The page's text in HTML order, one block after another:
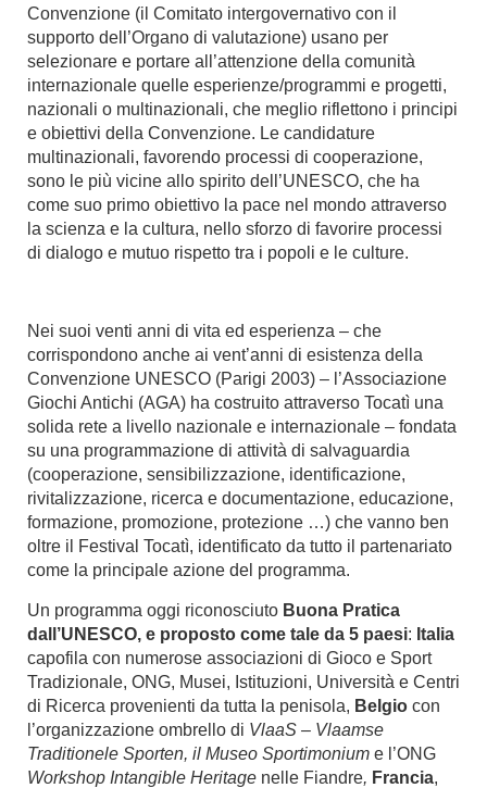
Convenzione (il Comitato intergovernativo con il
supporto dell’Organo di valutazione) usano per
selezionare e portare all’attenzione della comunità
internazionale quelle esperienze/programmi e progetti,
nazionali o multinazionali, che meglio riflettono i principi
e obiettivi della Convenzione. Le candidature
multinazionali, favorendo processi di cooperazione,
sono le più vicine allo spirito dell’UNESCO, che ha
come suo primo obiettivo la pace nel mondo attraverso
la scienza e la cultura, nello sforzo di favorire processi
di dialogo e mutuo rispetto tra i popoli e le culture.
Nei suoi venti anni di vita ed esperienza – che
corrispondono anche ai vent’anni di esistenza della
Convenzione UNESCO (Parigi 2003) – l’Associazione
Giochi Antichi (AGA) ha costruito attraverso Tocatì una
solida rete a livello nazionale e internazionale – fondata
su una programmazione di attività di salvaguardia
(cooperazione, sensibilizzazione, identificazione,
rivitalizzazione, ricerca e documentazione, educazione,
formazione, promozione, protezione …) che vanno ben
oltre il Festival Tocatì, identificato da tutto il partenariato
come la principale azione del programma.
Un programma oggi riconosciuto Buona Pratica
dall’UNESCO, e proposto come tale da 5 paesi: Italia
capofila con numerose associazioni di Gioco e Sport
Tradizionale, ONG, Musei, Istituzioni, Università e Centri
di Ricerca provenienti da tutta la penisola, Belgio con
l’organizzazione ombrello di VlaaS – Vlaamse
Traditionele Sporten, il Museo Sportimonium e l’ONG
Workshop Intangible Heritage nelle Fiandre, Francia,